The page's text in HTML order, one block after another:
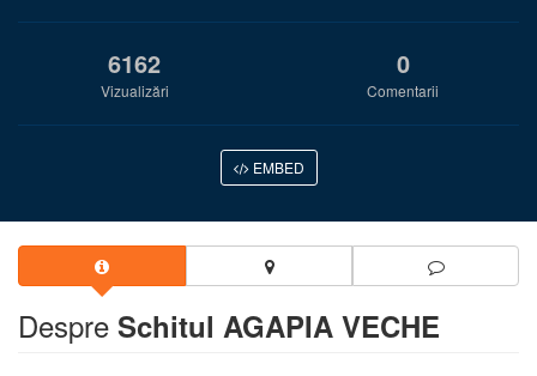
6162
Vizualizări
0
Comentarii
EMBED
Despre Schitul AGAPIA VECHE